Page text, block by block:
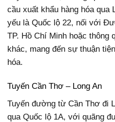
cầu xuất khẩu hàng hóa qua
yếu là Quốc lộ 22, nối với
TP. Hồ Chí Minh hoặc thông
khác, mang đến sự thuận
hóa.
Tuyến Cần Thơ – Long An
Tuyến đường từ Cần Thơ đi
qua Quốc lộ 1A, với quãng